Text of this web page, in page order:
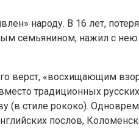
народу. В 16 лет,
семьянином, нажил с
верст, «восхищающим
традиционных русских
(в стиле рококо).
послов,